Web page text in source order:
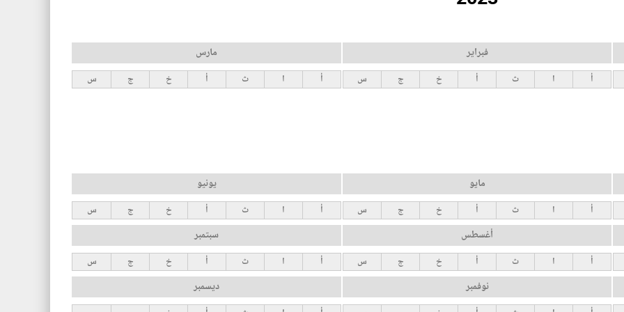
فبراير
أ ا ث أ خ ج س
مارس
أ ا ث أ خ ج س
مايو
أ ا ث أ خ ج س
يونيو
أ ا ث أ خ ج س
أغسطس
أ ا ث أ خ ج س
سبتمبر
أ ا ث أ خ ج س
نوفمبر ديسمبر